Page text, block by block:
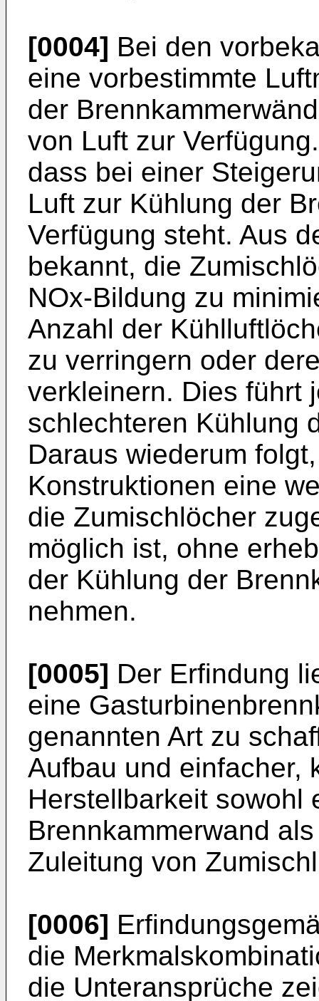
[0004] Bei den
eine vorbestimmte
der
von Luft zur
dass bei einer
Luft zur Kühlung der
Verfügung steht. Aus
bekannt, die
NOx-Bildung zu
Anzahl der
zu verringern oder
verkleinern. Dies führt
schlechteren Kühlung
Daraus wiederum
Konstruktionen eine
die Zumischlöcher
möglich ist, ohne
der Kühlung der
nehmen.
[0005] Der Erfindung
eine
genannten Art zu
Aufbau und einfacher,
Herstellbarkeit sowohl
Brennkammerwand
Zuleitung von
[0006]
die
die Unteransprüche